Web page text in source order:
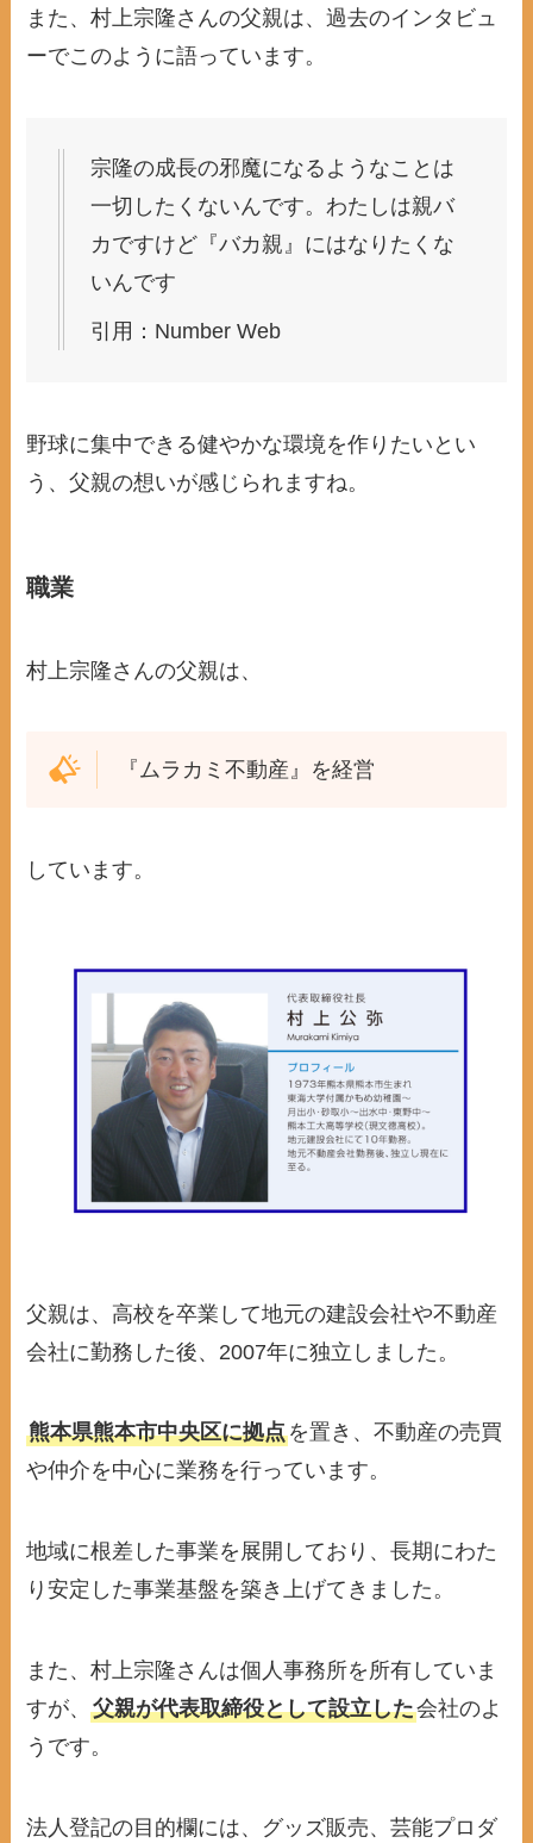
また、村上宗隆さんの父親は、過去のインタビュ
ーでこのように語っています。
宗隆の成長の邪魔になるようなことは
一切したくないんです。わたしは親バ
カですけど『バカ親』にはなりたくな
いんです
引用：Number Web
野球に集中できる健やかな環境を作りたいとい
う、父親の想いが感じられますね。
職業
村上宗隆さんの父親は、
『ムラカミ不動産』を経営
しています。
父親は、高校を卒業して地元の建設会社や不動産
会社に勤務した後、2007年に独立しました。
熊本県熊本市中央区に拠点を置き、不動産の売買
や仲介を中心に業務を行っています。
地域に根差した事業を展開しており、長期にわた
り安定した事業基盤を築き上げてきました。
また、村上宗隆さんは個人事務所を所有していま
すが、父親が代表取締役として設立した会社のよ
うです。
法人登記の目的欄には、グッズ販売、芸能プロダ